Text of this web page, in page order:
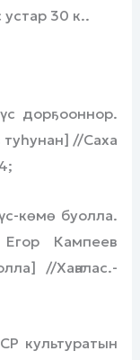
30 к..
дорҕооннор.
//Саха
көмө буолла.
Егор Кампеев
//Хаҥалас.-
культуратын